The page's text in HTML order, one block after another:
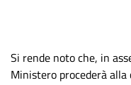
Si rende noto che, in
Ministero procederà